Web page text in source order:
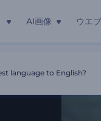
AI画像 ウエ
language to English?